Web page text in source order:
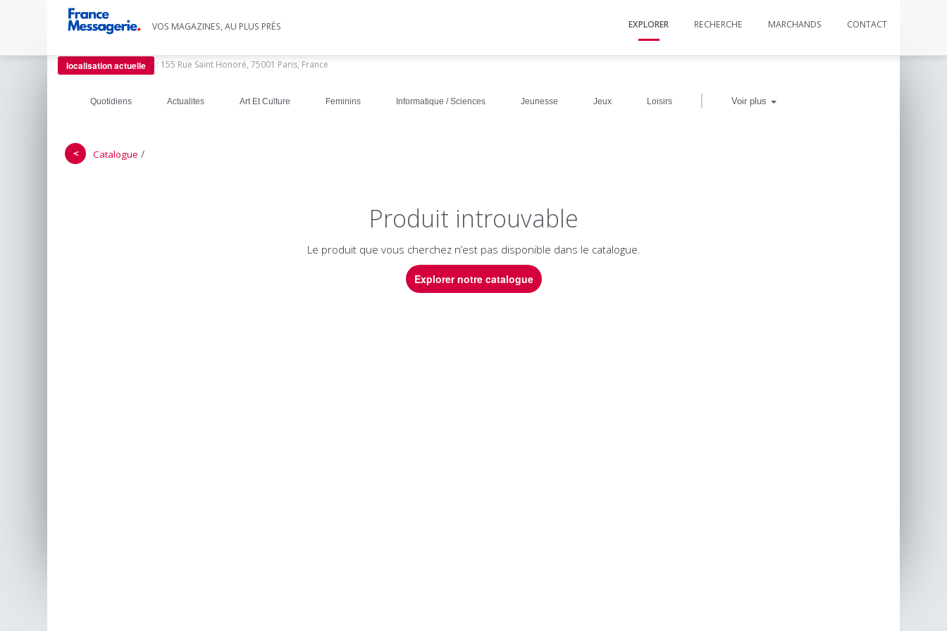
VOS MAGAZINES, AU PLUS PRÈS EXPLORER RECHERCHE MARCHANDS CONTACT
localisation actuelle : 155 Rue Saint Honoré, 75001 Paris, France
Quotidiens Actualites Art Et Culture Feminins Informatique / Sciences Jeunesse Jeux Loisirs | Voir plus
＜ Catalogue /
Produit introuvable
Le produit que vous cherchez n’est pas disponible dans le catalogue.
Explorer notre catalogue